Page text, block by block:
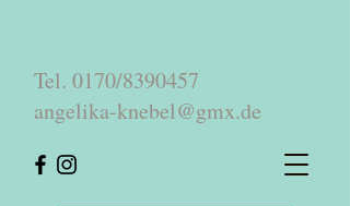
Tel. 0170/8390457
angelika-knebel@gmx.de